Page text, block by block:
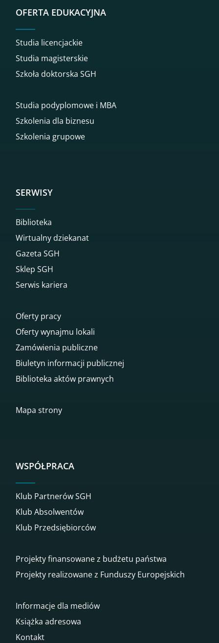
OFERTA EDUKACYJNA
Studia licencjackie
Studia magisterskie
Szkoła doktorska SGH
Studia podyplomowe i MBA
Szkolenia dla biznesu
Szkolenia grupowe
SERWISY
Biblioteka
Wirtualny dziekanat
Gazeta SGH
Sklep SGH
Serwis kariera
Oferty pracy
Oferty wynajmu lokali
Zamówienia publiczne
Biuletyn informacji publicznej
Biblioteka aktów prawnych
Mapa strony
WSPÓŁPRACA
Klub Partnerów SGH
Klub Absolwentów
Klub Przedsiębiorców
Projekty finansowane z budżetu państwa
Projekty realizowane z Funduszy Europejskich
Informacje dla mediów
Książka adresowa
Kontakt